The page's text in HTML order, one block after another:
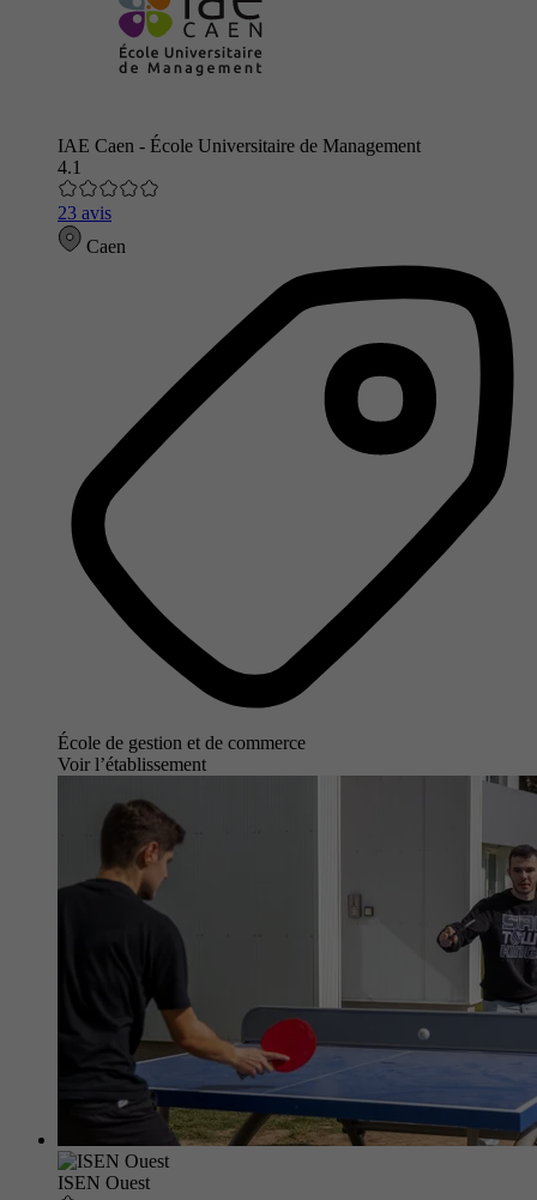
IAE Caen - École Universitaire de Management
4.1
23 avis
Caen
École de gestion et de commerce
Voir l’établissement
ISEN Ouest